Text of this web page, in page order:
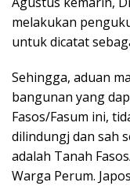
melakukan
untuk dicatat
Sehingga, aduan
bangunan yang
Fasos/Fasum ini,
dilindungj dan sah
adalah Tanah
Warga Perum.